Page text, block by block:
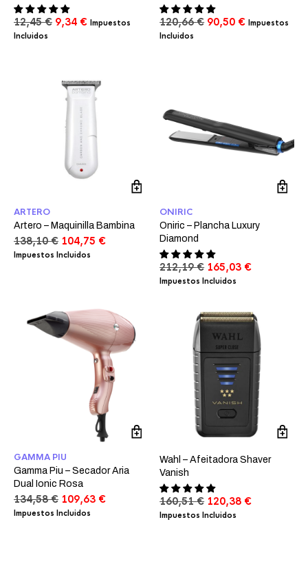
12,45€ El
9,34 €ElImpuestos
Incluidos
120,66€ El
90,50 €ElImpuestos
Incluidos
ARTERO
Artero – Maquinilla Bambina
138,10€ El
precio
104,75 €El
Impuestos Incluidos
ONIRIC
Oniric – Plancha Luxury
Diamond
212,19€ El
precio
212,19 €.
165,03 €El
165,03 €.
Impuestos Incluidos
GAMMA PIU
Gamma Piu – Secador Aria
Dual Ionic Rosa
134,58€ El
precio
109,63 €El
Impuestos Incluidos
Wahl – Afeitadora Shaver
Vanish
160,51€ El
precio
120,38 €El
Impuestos Incluidos